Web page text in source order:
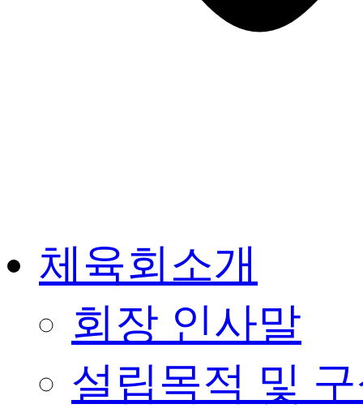
체육회소개
회장 인사말
설립목적 및